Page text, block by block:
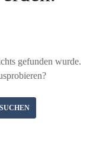
gefunden wurde.
SUCHEN